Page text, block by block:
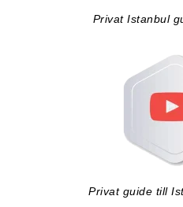
Privat Istanbul
Privat guide till